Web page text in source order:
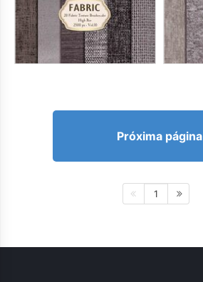
Próxima página
1